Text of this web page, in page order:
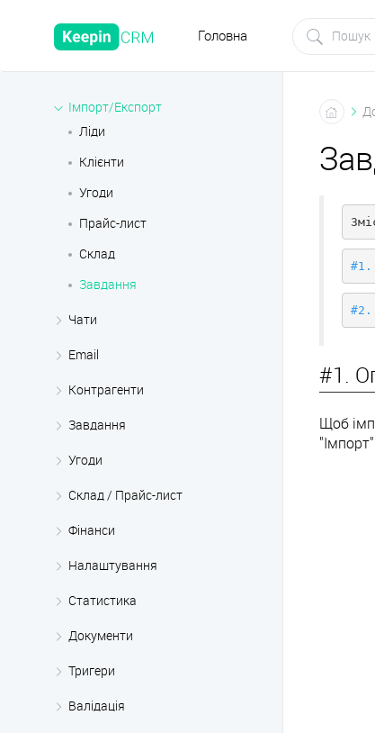
Головна
Імпорт/Експорт
Ліди
Клієнти
Угоди
Прайс-лист
Склад
Завдання
Чати
Email
Контрагенти
Завдання
Угоди
Склад / Прайс-лист
Фінанси
Налаштування
Статистика
Документи
Тригери
Валідація
#1.
#2.
#1.
Щоб